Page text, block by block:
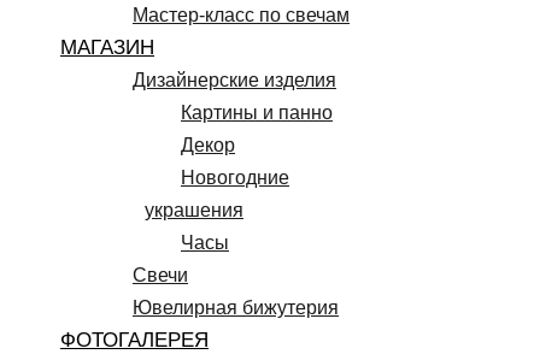
Мастер-класс по свечам
МАГАЗИН
Дизайнерские изделия
Картины и панно
Декор
Новогодние
украшения
Часы
Свечи
Ювелирная бижутерия
ФОТОГАЛЕРЕЯ